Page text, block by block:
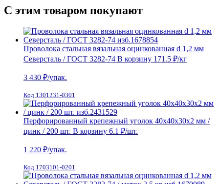
С этим товаром покупают
Проволока стальная вязальная оцинкованная d 1,2 мм
Северсталь / ГОСТ 3282-74 В корзину 171.5 ₽/кг
3 430 ₽/упак.
Код 1301231-0301
Перфорированный крепежный уголок 40х40х30х2 мм /
цинк / 200 шт. В корзину 6.1 ₽/шт.
1 220 ₽/упак.
Код 1703101-0201